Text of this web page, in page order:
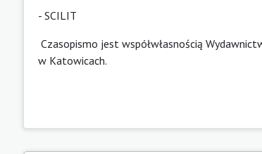
- SCILIT
Czasopismo jest współwłasnością
w Katowicach.